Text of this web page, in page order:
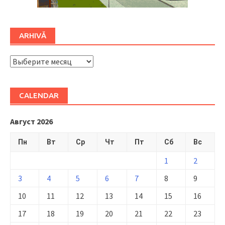
ARHIVĂ
ARHIVĂ
CALENDAR
Август 2026
Пн Вт Ср Чт Пт Сб Вс
1
2
3
4 5 6 7 8
9
10
11 12 13 14 15
16
17
18 19 20 21 22
23